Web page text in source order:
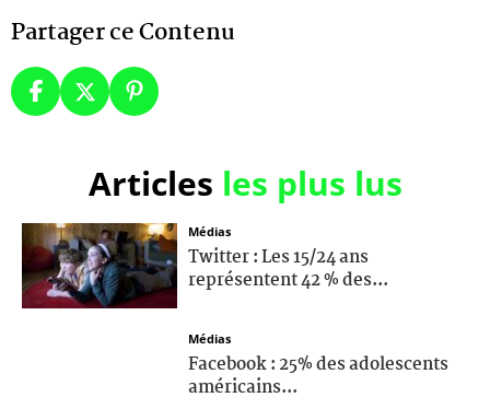
Partager ce Contenu
Articles les plus lus
Médias
Twitter : Les 15/24 ans
représentent 42 % des...
Médias
Facebook : 25% des adolescents
américains...